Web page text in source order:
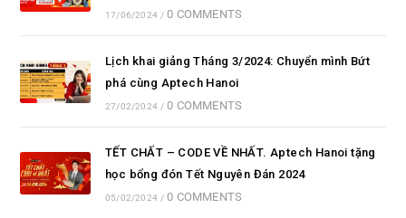
17/06/2024 / 0 COMMENTS
Lịch khai giảng Tháng 3/2024: Chuyển mình Bứt
phá cùng Aptech Hanoi
27/02/2024 / 0 COMMENTS
TẾT CHẤT – CODE VỀ NHẤT. Aptech Hanoi tặng
học bổng đón Tết Nguyên Đán 2024
05/02/2024 / 0 COMMENTS